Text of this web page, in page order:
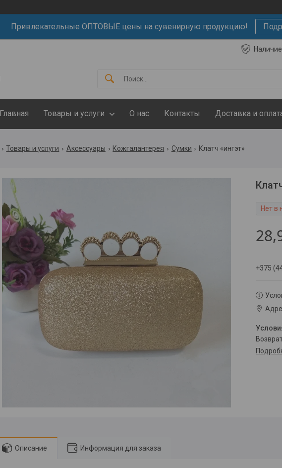
Привлекательные ОПТОВЫЕ цены на сувенирную продукцию!
Главная Товары и услуги О нас Контакты Доставка и
Товары и услуги Аксессуары Кожгалантерея Сумки Клатч «ингэт»
Нет в
+375
Описание Информация для заказа